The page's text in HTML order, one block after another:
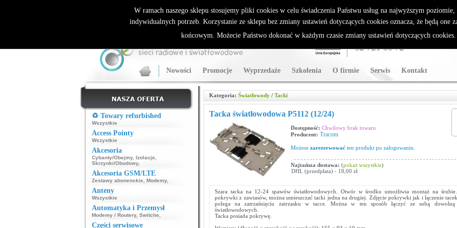
ALLNET.PL Sieci bezprzewodowe - generalny dystrybutor Sparklan
Nowości Promocje Wyprzedaże Szkolenia O firmie Serwis Kontakt
WSPARCIE TECHNICZNE
32 721 86 72
♻️ Towary refurbished
Wszystkie
Access Pointy
Wszystkie
Akcesoria
Cybanty/Obejmy, Izolacje
Skrzynki/Obudowy,
Akcesoria GSM/LTE
Zestawy abonenckie Modemy,
Anteny
Wszystkie
Automatyka i Przemysł
Modemy / Routery, Switche
Części serwisowe
Kategoria: Światłowody / Tacki
Tacka światłowodowa P5112 (12/24)
Dostępność: Chwilowy brak towaru
Producent: Tracom
Możesz zarezerwować ten produkt po zalogowaniu.
Najtańsza dostawa: (pokaż wszystkie)
DHL (przedpłata) - 18,00 zł
Szara tacka na 12-24 spawów światłowodowych. Otwór w środku umożliwia montaż na
pokrywki z zawiasów, można umieszczać tacki jedna na drugiej. Zdjęcie pokrywki jak i łączenie
polega na zatrzaśnięciu zatrzasku w tacce. Można w ten sposób łączyć ze sobą
światłowodowych.
Tacka posiada pokrywę.
W ramach naszego sklepu stosujemy pliki cookies w celu świadczenia Państwu usług na najwyższym
indywidualnych potrzeb. Korzystanie ze sklepu bez zmiany ustawień dotyczących cookies oznacza, że będą one
końcowym. Możecie Państwo dokonać w każdym czasie zmiany ustawień dotyczących